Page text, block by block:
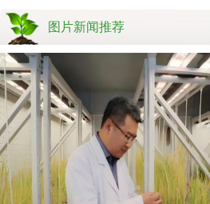
图片新闻推荐